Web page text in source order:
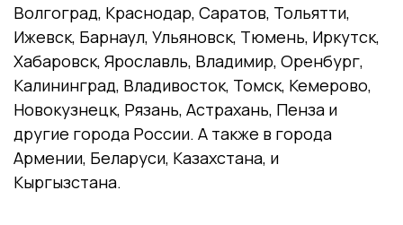
Волгоград, Краснодар, Саратов, Тольятти,
Ижевск, Барнаул, Ульяновск, Тюмень, Иркутск,
Хабаровск, Ярославль, Владимир, Оренбург,
Калининград, Владивосток, Томск, Кемерово,
Новокузнецк, Рязань, Астрахань, Пенза и
другие города России. А также в города
Армении, Беларуси, Казахстана, и
Кыргызстана.